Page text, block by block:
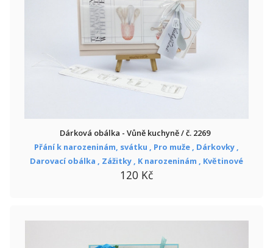
Dárková obálka - Vůně kuchyně / č. 2269
Přání k narozeninám, svátku , Pro muže , Dárkovky ,
Darovací obálka , Zážitky , K narozeninám , Květinové
120 Kč